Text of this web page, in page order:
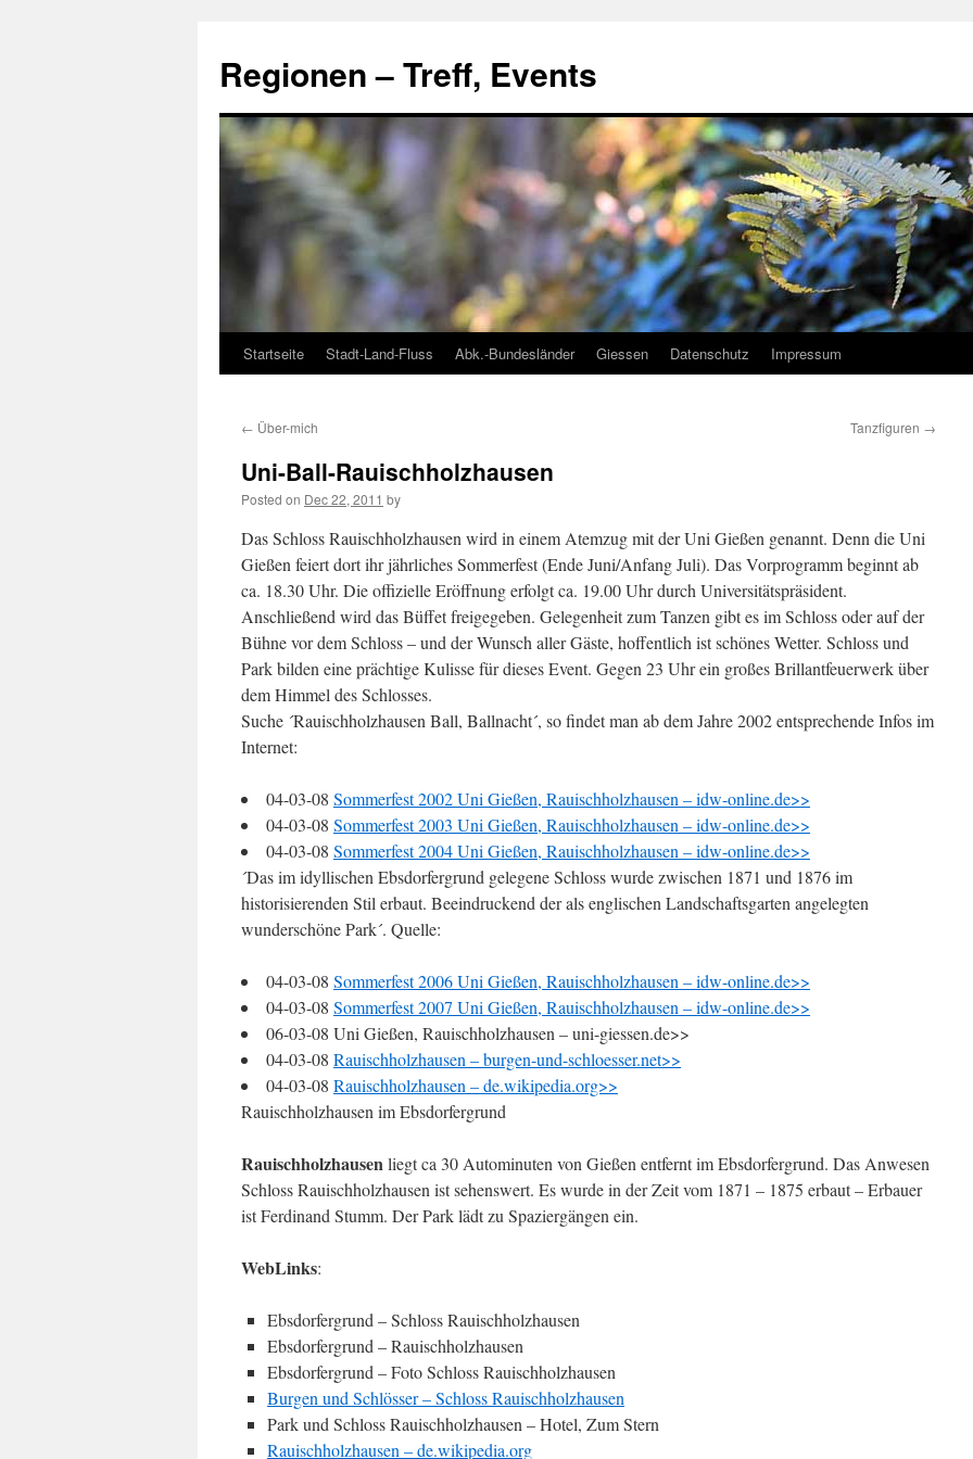
content
Regionen – Treff, Events
Startseite Stadt-Land-Fluss Abk.-Bundesländer Giessen Datenschutz Impressum
← Über-mich Tanzfiguren →
Uni-Ball-Rauischholzhausen
Posted on Dec 22, 2011 by
Das Schloss Rauischholzhausen wird in einem Atemzug mit der Uni Gießen genannt. Denn die Uni
Gießen feiert dort ihr jährliches Sommerfest (Ende Juni/Anfang Juli). Das Vorprogramm beginnt ab
ca. 18.30 Uhr. Die offizielle Eröffnung erfolgt ca. 19.00 Uhr durch Universitätspräsident.
Anschließend wird das Büffet freigegeben. Gelegenheit zum Tanzen gibt es im Schloss oder auf der
Bühne vor dem Schloss – und der Wunsch aller Gäste, hoffentlich ist schönes Wetter. Schloss und
Park bilden eine prächtige Kulisse für dieses Event. Gegen 23 Uhr ein großes Brillantfeuerwerk über
dem Himmel des Schlosses.
Suche ´Rauischholzhausen Ball, Ballnacht´, so findet man ab dem Jahre 2002 entsprechende Infos im
Internet:
04-03-08 Sommerfest 2002 Uni Gießen, Rauischholzhausen – idw-online.de>>
04-03-08 Sommerfest 2003 Uni Gießen, Rauischholzhausen – idw-online.de>>
04-03-08 Sommerfest 2004 Uni Gießen, Rauischholzhausen – idw-online.de>>
´Das im idyllischen Ebsdorfergrund gelegene Schloss wurde zwischen 1871 und 1876 im
historisierenden Stil erbaut. Beeindruckend der als englischen Landschaftsgarten angelegten
wunderschöne Park´. Quelle:
04-03-08 Sommerfest 2006 Uni Gießen, Rauischholzhausen – idw-online.de>>
04-03-08 Sommerfest 2007 Uni Gießen, Rauischholzhausen – idw-online.de>>
06-03-08 Uni Gießen, Rauischholzhausen – uni-giessen.de>>
04-03-08 Rauischholzhausen – burgen-und-schloesser.net>>
04-03-08 Rauischholzhausen – de.wikipedia.org>>
Rauischholzhausen im Ebsdorfergrund
Rauischholzhausenliegt ca 30 Autominuten von Gießen entfernt im Ebsdorfergrund. Das Anwesen
Schloss Rauischholzhausen ist sehenswert. Es wurde in der Zeit vom 1871 – 1875 erbaut – Erbauer
ist Ferdinand Stumm. Der Park lädt zu Spaziergängen ein.
WebLinks:
Ebsdorfergrund – Schloss Rauischholzhausen
Ebsdorfergrund – Rauischholzhausen
Ebsdorfergrund – Foto Schloss Rauischholzhausen
Burgen und Schlösser – Schloss Rauischholzhausen
Park und Schloss Rauischholzhausen – Hotel, Zum Stern
Rauischholzhausen – de.wikipedia.org